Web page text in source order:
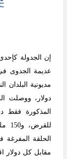
إن الجدولة
عديمة الجدوى